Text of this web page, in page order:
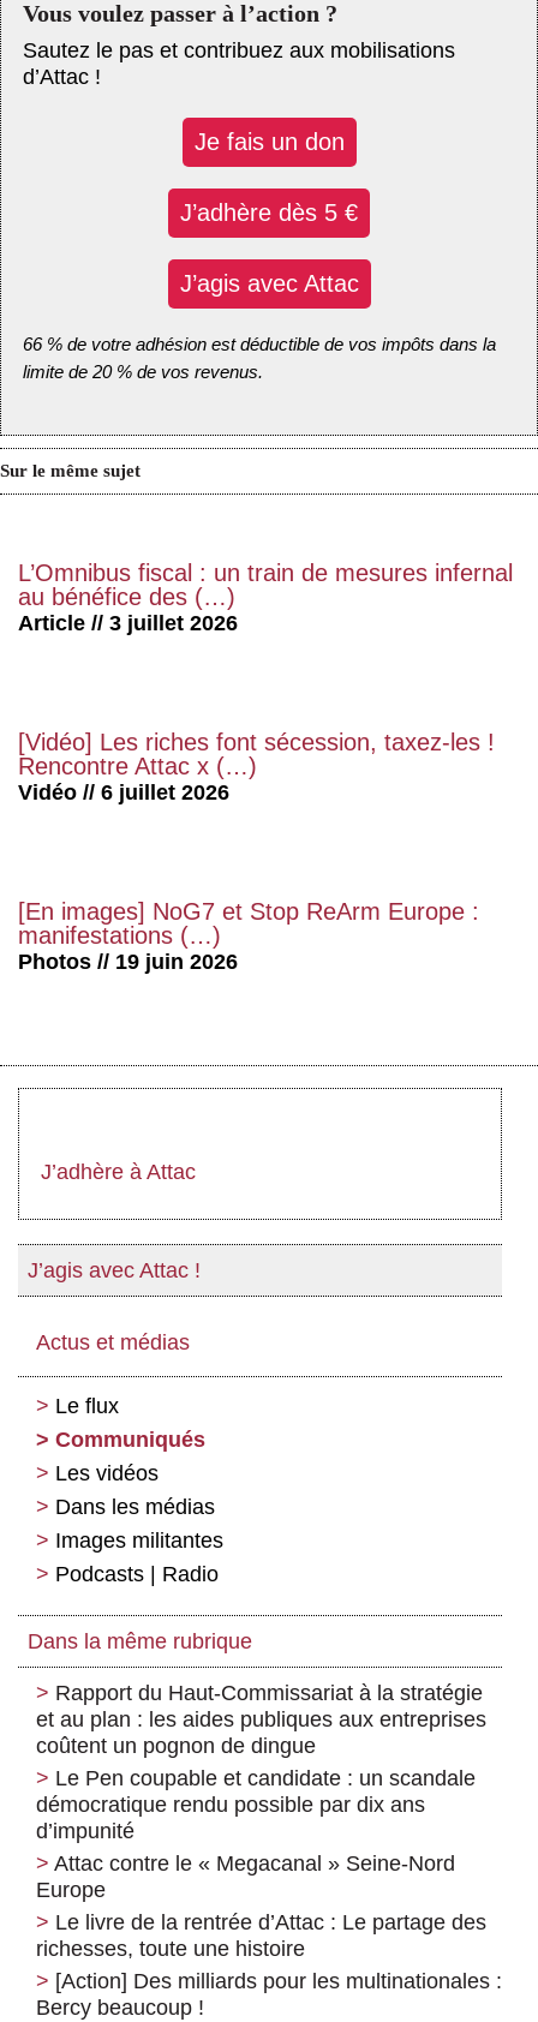
Vous voulez passer à l’action ?
Sautez le pas et contribuez aux mobilisations
d’Attac !
Je fais un don
J’adhère dès 5 €
J’agis avec Attac
66 % de votre adhésion est déductible de vos impôts dans la
limite de 20 % de vos revenus.
Sur le même sujet
L’Omnibus fiscal : un train de mesures infernal
au bénéfice des (…)
Article // 3 juillet 2026
[Vidéo] Les riches font sécession, taxez-les !
Rencontre Attac x (…)
Vidéo // 6 juillet 2026
[En images] NoG7 et Stop ReArm Europe :
manifestations (…)
Photos // 19 juin 2026
J’adhère à Attac
J’agis avec Attac !
Actus et médias
Le flux
Communiqués
Les vidéos
Dans les médias
Images militantes
Podcasts | Radio
Dans la même rubrique
Rapport du Haut-Commissariat à la stratégie
et au plan : les aides publiques aux entreprises
coûtent un pognon de dingue
Le Pen coupable et candidate : un scandale
démocratique rendu possible par dix ans
d’impunité
Attac contre le « Megacanal » Seine-Nord
Europe
Le livre de la rentrée d’Attac : Le partage des
richesses, toute une histoire
[Action] Des milliards pour les multinationales :
Bercy beaucoup !